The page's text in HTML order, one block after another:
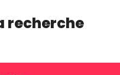
recherche